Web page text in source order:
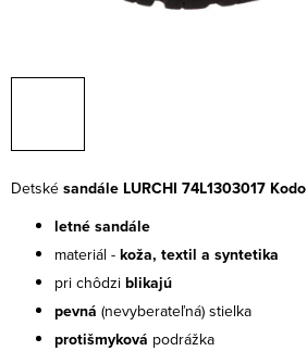
Detské sandále LURCHI 74L1303017 Kodo
letné sandále
materiál - koža, textil a syntetika
pri chôdzi blikajú
pevná (nevyberateľná) stielka
protišmyková podrážka